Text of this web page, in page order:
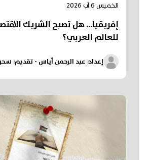
الخميس 6 آب 2026
إفريقيا... هل تصبح الشريك
للعالم العربي؟
إعداد: عبد الرحمن أياس - تقديم: سحر